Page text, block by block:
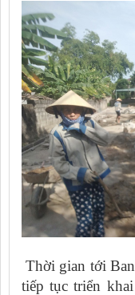
Thời gian tới
tiếp tục triển